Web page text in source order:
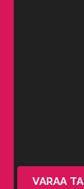
VARAA